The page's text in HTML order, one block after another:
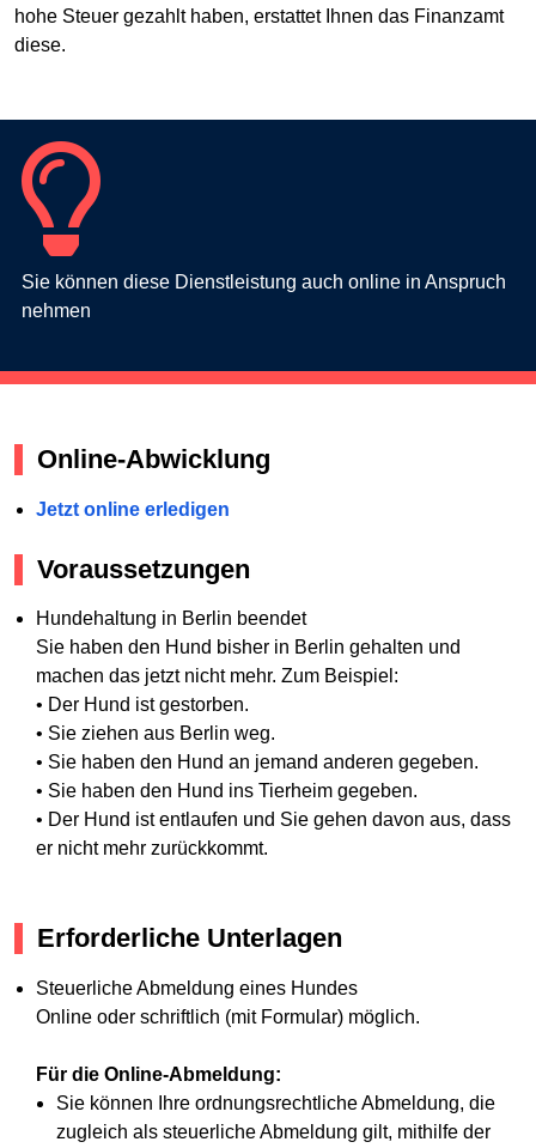
hohe Steuer gezahlt haben, erstattet Ihnen das Finanzamt
diese.
Sie können diese Dienstleistung auch online in Anspruch
nehmen
Online-Abwicklung
Jetzt online erledigen
Voraussetzungen
Hundehaltung in Berlin beendet
Sie haben den Hund bisher in Berlin gehalten und
machen das jetzt nicht mehr. Zum Beispiel:
• Der Hund ist gestorben.
• Sie ziehen aus Berlin weg.
• Sie haben den Hund an jemand anderen gegeben.
• Sie haben den Hund ins Tierheim gegeben.
• Der Hund ist entlaufen und Sie gehen davon aus, dass
er nicht mehr zurückkommt.
Erforderliche Unterlagen
Steuerliche Abmeldung eines Hundes
Online oder schriftlich (mit Formular) möglich.
Für die Online-Abmeldung:
Sie können Ihre ordnungsrechtliche Abmeldung, die
zugleich als steuerliche Abmeldung gilt, mithilfe der